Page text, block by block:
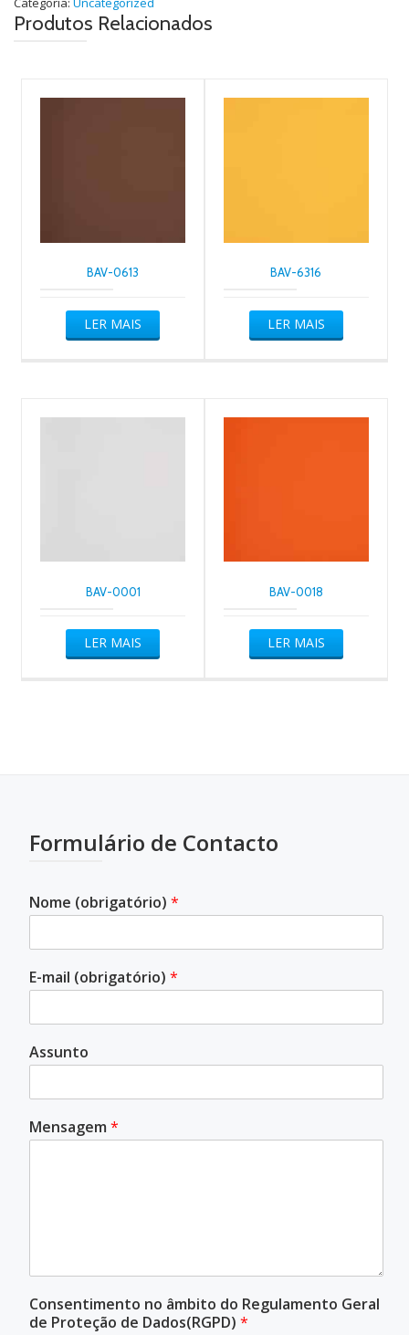
Produtos Relacionados
BAV-0613
LER MAIS
BAV-6316
LER MAIS
BAV-0001
LER MAIS
BAV-0018
LER MAIS
Formulário de Contacto
Nome (obrigatório) *
E-mail (obrigatório) *
Assunto
Mensagem *
Consentimento no âmbito do Regulamento Geral
de Proteção de Dados(RGPD) *